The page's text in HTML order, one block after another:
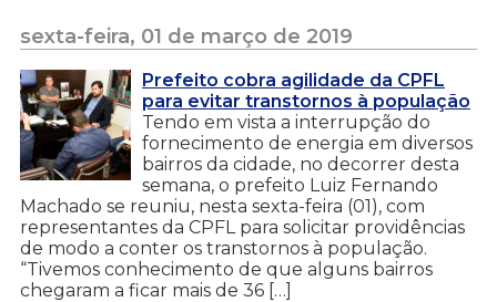
sexta-feira, 01 de março de 2019
Prefeito cobra agilidade da CPFL
para evitar transtornos à população
Tendo em vista a interrupção do
fornecimento de energia em diversos
bairros da cidade, no decorrer desta
semana, o prefeito Luiz Fernando
Machado se reuniu, nesta sexta-feira (01), com
representantes da CPFL para solicitar providências
de modo a conter os transtornos à população.
“Tivemos conhecimento de que alguns bairros
chegaram a ficar mais de 36 […]